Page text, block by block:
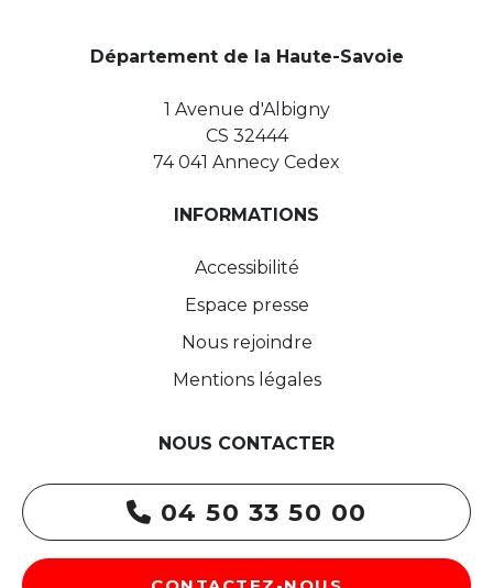
Département de la Haute-Savoie
1 Avenue d'Albigny
CS 32444
74 041 Annecy Cedex
INFORMATIONS
Accessibilité
Espace presse
Nous rejoindre
Mentions légales
NOUS CONTACTER
04 50 33 50 00